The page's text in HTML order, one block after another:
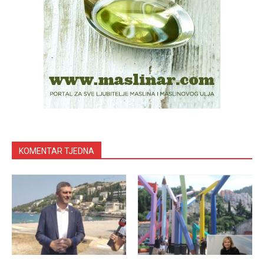
KOMENTAR TJEDNA